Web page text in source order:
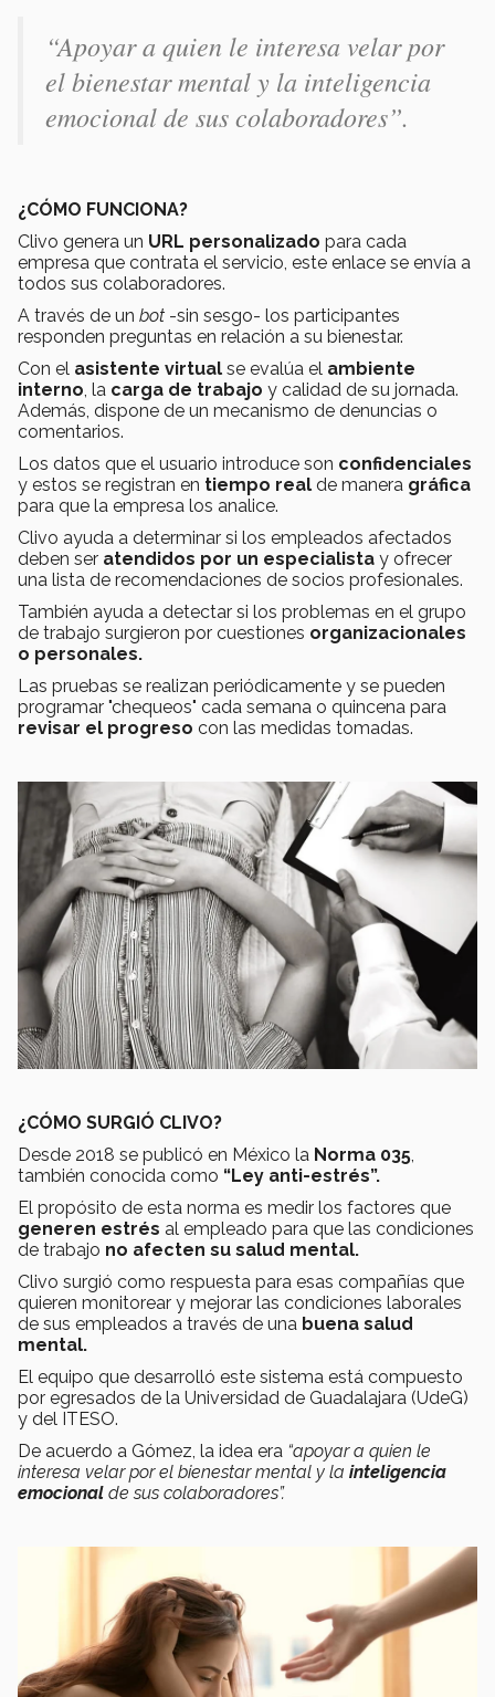
“Apoyar a quien le interesa velar por
el bienestar mental y la inteligencia
emocional de sus colaboradores”.
¿CÓMO FUNCIONA?
Clivo genera un URL personalizado para cada
empresa que contrata el servicio, este enlace se envía a
todos sus colaboradores.
A través de un bot -sin sesgo- los participantes
responden preguntas en relación a su bienestar.
Con el asistente virtual se evalúa el ambiente
interno, la carga de trabajo y calidad de su jornada.
Además, dispone de un mecanismo de denuncias o
comentarios.
Los datos que el usuario introduce son confidenciales
y estos se registran en tiempo real de manera gráfica
para que la empresa los analice.
Clivo ayuda a determinar si los empleados afectados
deben ser atendidos por un especialista y ofrecer
una lista de recomendaciones de socios profesionales.
También ayuda a detectar si los problemas en el grupo
de trabajo surgieron por cuestiones organizacionales
o personales.
Las pruebas se realizan periódicamente y se pueden
programar "chequeos" cada semana o quincena para
revisar el progreso con las medidas tomadas.
¿CÓMO SURGIÓ CLIVO?
Desde 2018 se publicó en México la Norma 035,
también conocida como “Ley anti-estrés”.
El propósito de esta norma es medir los factores que
generen estrés al empleado para que las condiciones
de trabajo no afecten su salud mental.
Clivo surgió como respuesta para esas compañías que
quieren monitorear y mejorar las condiciones laborales
de sus empleados a través de una buena salud
mental.
El equipo que desarrolló este sistema está compuesto
por egresados de la Universidad de Guadalajara (UdeG)
y del ITESO.
De acuerdo a Gómez, la idea era “apoyar a quien le
interesa velar por el bienestar mental y la inteligencia
emocional de sus colaboradores”.